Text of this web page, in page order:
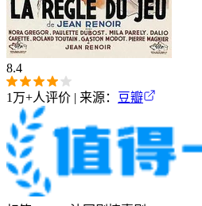
8.4
1万+人评价 | 来源： 豆瓣